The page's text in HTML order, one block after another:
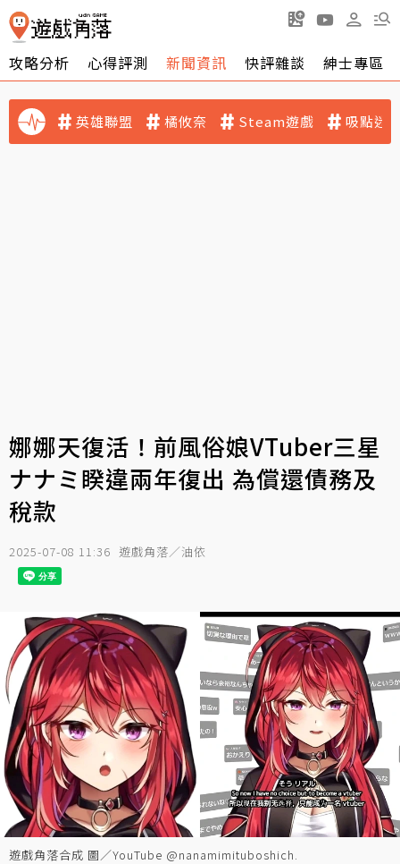
攻略分析 心得評測 新聞資訊 快評雜談 紳士專區
英雄聯盟 橘攸奈 Steam遊戲 吸點迷
娜娜天復活！前風俗娘VTuber三星
ナナミ睽違兩年復出 為償還債務及
稅款
2025-07-08 11:36 遊戲角落／油依
遊戲角落合成 圖／YouTube @nanamimituboshich.